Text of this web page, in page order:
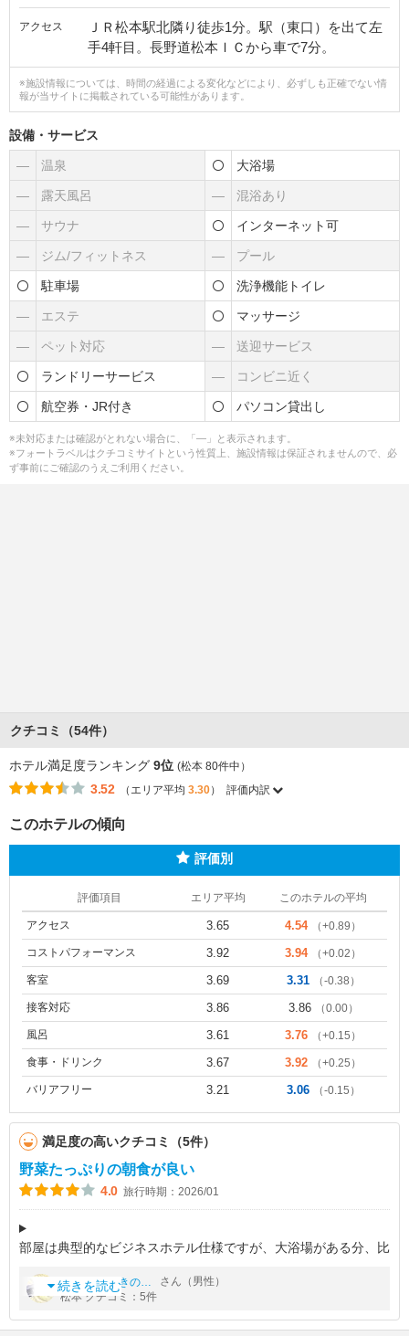
アクセス
ＪＲ松本駅北隣り徒歩1分。駅（東口）を出て左
手4軒目。長野道松本ＩＣから車で7分。
※施設情報については、時間の経過による変化などにより、必ずしも正確でない情
報が当サイトに掲載されている可能性があります。
設備・サービス
― 温泉 大浴場
― 露天風呂 ― 混浴あり
― サウナ インターネット可
― ジム/フィットネス ― プール
駐車場 洗浄機能トイレ
― エステ マッサージ
― ペット対応 ― 送迎サービス
ランドリーサービス ― コンビニ近く
航空券・JR付き パソコン貸出し
※未対応または確認がとれない場合に、「―」と表示されます。
※フォートラベルはクチコミサイトという性質上、施設情報は保証されませんので、必
ず事前にご確認のうえご利用ください。
クチコミ（54件）
ホテル満足度ランキング 9位 (松本 80件中）
3.52 （エリア平均 3.30） 評価内訳
このホテルの傾向
評価別
評価項目 エリア平均 このホテルの平均
アクセス 3.65 4.54 （+0.89）
コストパフォーマンス 3.92 3.94 （+0.02）
客室 3.69 3.31 （-0.38）
接客対応 3.86 3.86 （0.00）
風呂 3.61 3.76 （+0.15）
食事・ドリンク 3.67 3.92 （+0.25）
バリアフリー 3.21 3.06 （-0.15）
満足度の高いクチコミ（5件）
野菜たっぷりの朝食が良い
4.0 旅行時期：2026/01
部屋は典型的なビジネスホテル仕様ですが、大浴場がある分、比
朝食が野菜たっぷりの健康的な内容で美味。漬物やちりめんじゃ
こがバイキングで食べ放題でした
続きを読む
by アジア好きの晴れおじさん
さん（男性）
松本 クチコミ：5件